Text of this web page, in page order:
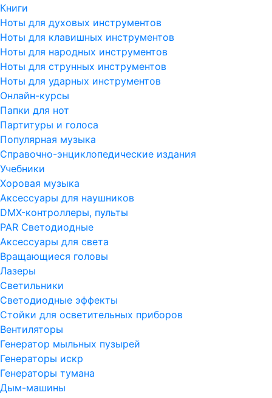
Книги
Ноты для духовых инструментов
Ноты для клавишных инструментов
Ноты для народных инструментов
Ноты для струнных инструментов
Ноты для ударных инструментов
Онлайн-курсы
Папки для нот
Партитуры и голоса
Популярная музыка
Справочно-энциклопедические издания
Учебники
Хоровая музыка
Аксессуары для наушников
DMX-контроллеры, пульты
PAR Светодиодные
Аксессуары для света
Вращающиеся головы
Лазеры
Светильники
Светодиодные эффекты
Стойки для осветительных приборов
Вентиляторы
Генератор мыльных пузырей
Генераторы искр
Генераторы тумана
Дым-машины